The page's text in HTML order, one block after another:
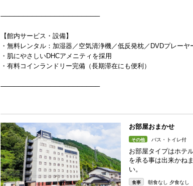
──────────────────────
【館内サービス・設備】
・無料レンタル：加湿器／空気清浄機／低反発枕／DVDプレー
・肌にやさしいDHCアメニティを採用
・有料コインランドリー完備（長期滞在にも便利）
──────────────────────
お部屋おまかせ
その他 バス・トイレ付
お部屋タイプはホテ
を承る事は出来かね
い。
食事 朝食なし 夕食なし